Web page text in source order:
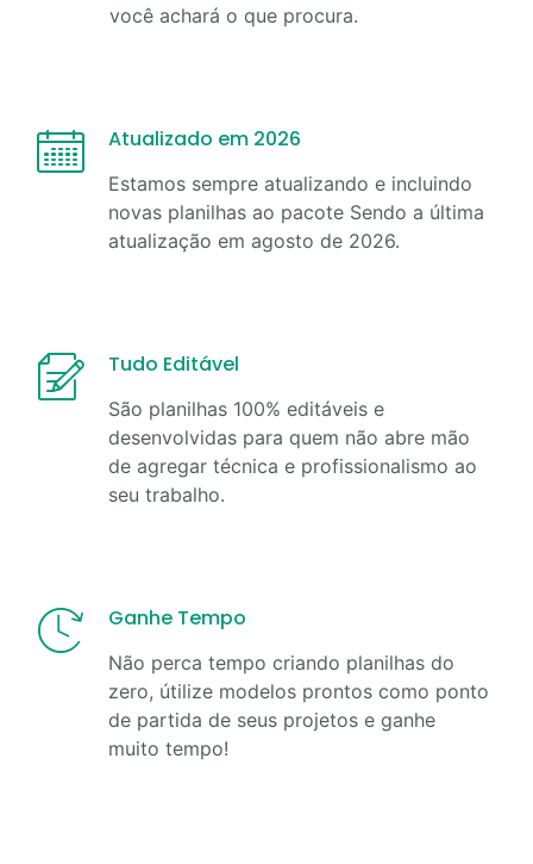
você achará o que procura.
Atualizado em 2026
Estamos sempre atualizando e incluindo
novas planilhas ao pacote Sendo a última
atualização em agosto de 2026.
Tudo Editável
São planilhas 100% editáveis e
desenvolvidas para quem não abre mão
de agregar técnica e profissionalismo ao
seu trabalho.
Ganhe Tempo
Não perca tempo criando planilhas do
zero, útilize modelos prontos como ponto
de partida de seus projetos e ganhe
muito tempo!